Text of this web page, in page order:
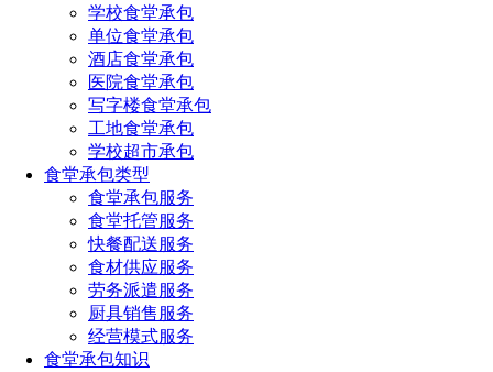
学校食堂承包
单位食堂承包
酒店食堂承包
医院食堂承包
写字楼食堂承包
工地食堂承包
学校超市承包
食堂承包类型
食堂承包服务
食堂托管服务
快餐配送服务
食材供应服务
劳务派遣服务
厨具销售服务
经营模式服务
食堂承包知识